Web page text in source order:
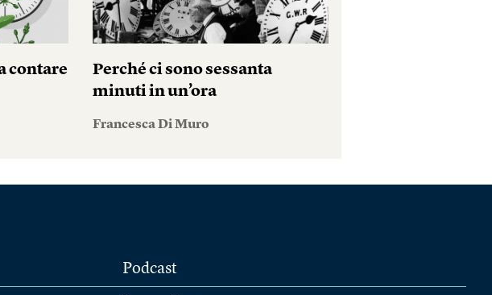
contare
Perché ci sono sessanta
minuti in un’ora
Francesca Di Muro
Podcast